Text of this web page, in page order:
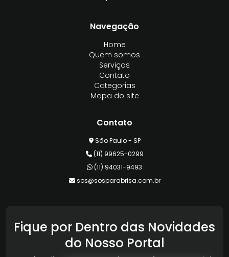
Navegação
Home
Quem somos
Serviços
Contato
Categorias
Mapa do site
Contato
São Paulo - SP
(11) 99625-0299
(11) 94031-9493
sos@sosparabrisa.com.br
Fique por Dentro das Novidades
do Nosso Portal